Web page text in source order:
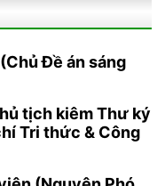
Đề án sáng
tịch kiêm Thư ký
Tri thức & Công